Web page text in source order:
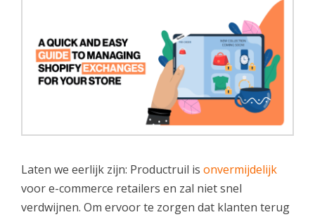
Laten we eerlijk zijn: Productruil is onvermijdelijk
voor e-commerce retailers en zal niet snel
verdwijnen. Om ervoor te zorgen dat klanten terug